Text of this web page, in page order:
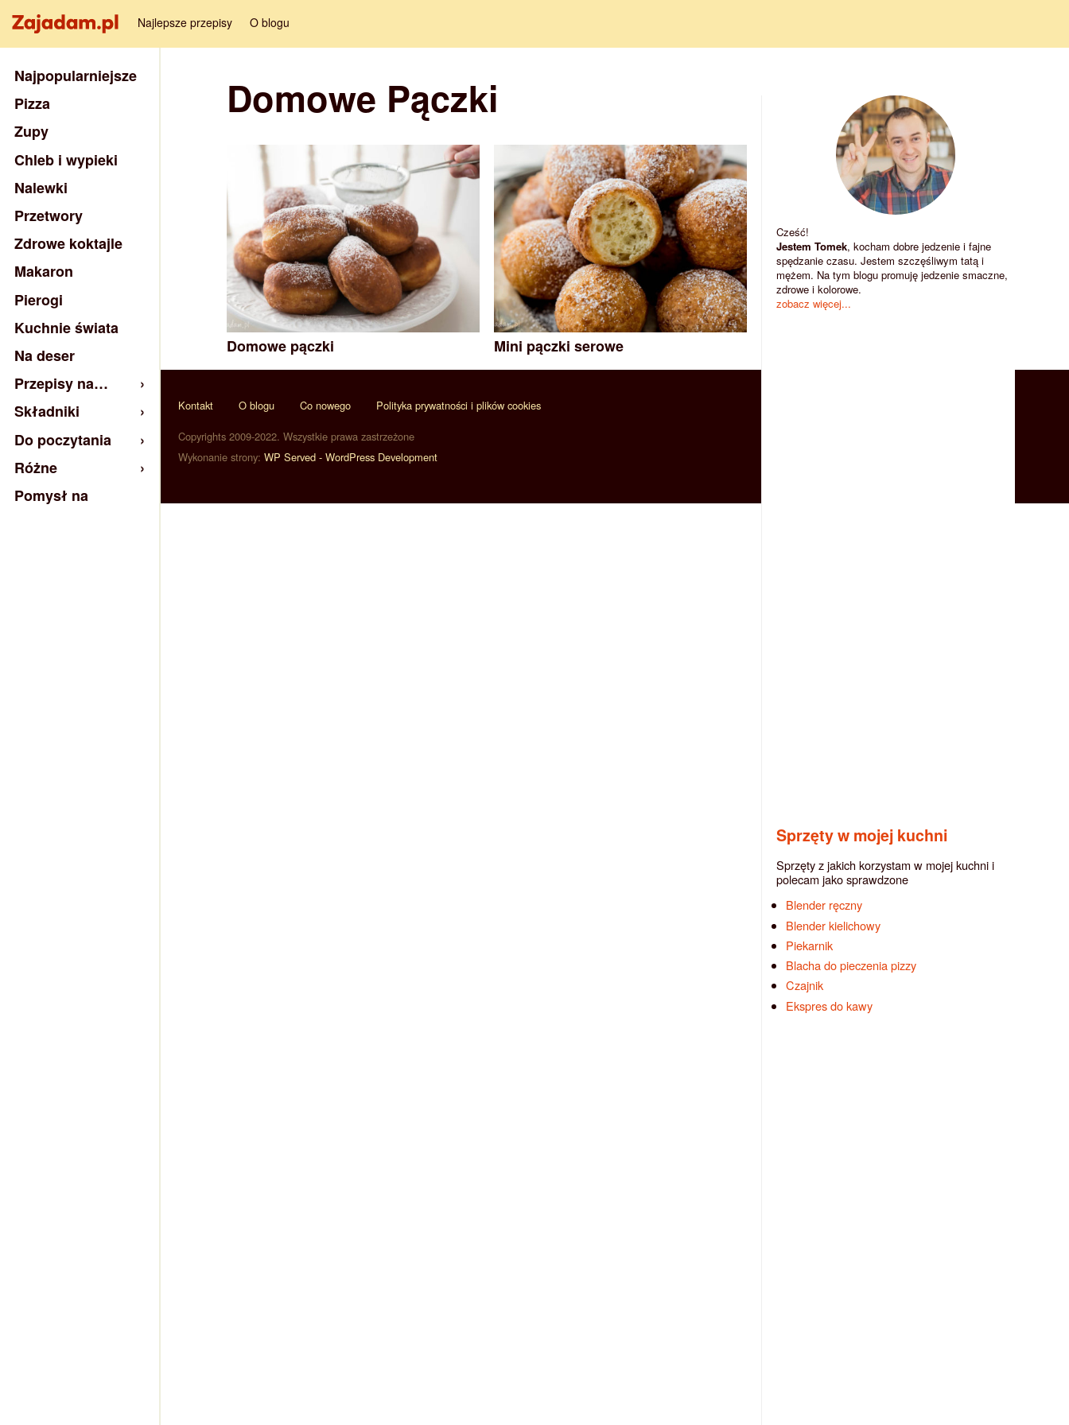
Najlepsze przepisy O blogu
Domowe Pączki
Domowe pączki Mini pączki serowe
Najpopularniejsze
Pizza
Zupy
Chleb i wypieki
Nalewki
Przetwory
Zdrowe koktajle
Makaron
Pierogi
Kuchnie świata
Na deser
Przepisy na…
Składniki
Do poczytania
Różne
Pomysł na
Cześć!
Jestem Tomek, kocham dobre jedzenie i fajne
spędzanie czasu. Jestem szczęśliwym tatą i
mężem. Na tym blogu promuję jedzenie smaczne,
zdrowe i kolorowe.
zobacz więcej...
Sprzęty w mojej kuchni
Sprzęty z jakich korzystam w mojej kuchni i
polecam jako sprawdzone
Blender ręczny
Blender kielichowy
Piekarnik
Blacha do pieczenia pizzy
Czajnik
Ekspres do kawy
Kontakt O blogu Co nowego Polityka prywatności i plików cookies
Copyrights 2009-2022. Wszystkie prawa zastrzeżone
Wykonanie strony: WP Served - WordPress Development